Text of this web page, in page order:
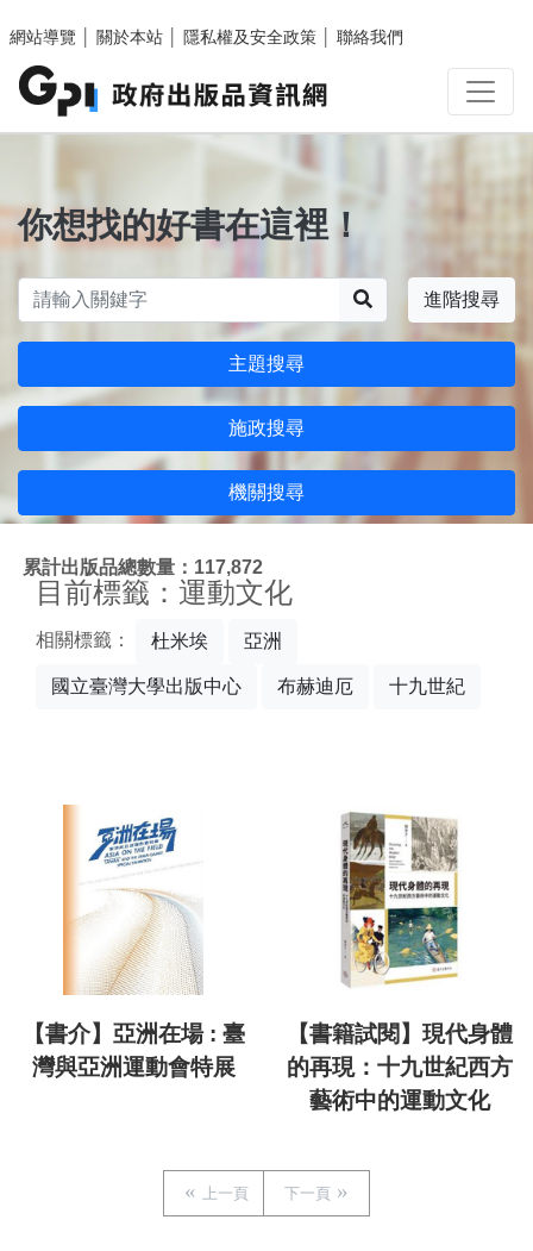
網站導覽
關於本站 隱私權及安全政策 聯絡我們
你想找的好書在這裡！
進階搜尋
主題搜尋
施政搜尋
機關搜尋
累計出版品總數量：117,872
目前標籤：運動文化
相關標籤： 杜米埃 亞洲
國立臺灣大學出版中心 布赫迪厄 十九世紀
【書介】亞洲在場 : 臺
灣與亞洲運動會特展
【書籍試閱】現代身體
的再現：十九世紀西方
藝術中的運動文化
上一頁 下一頁